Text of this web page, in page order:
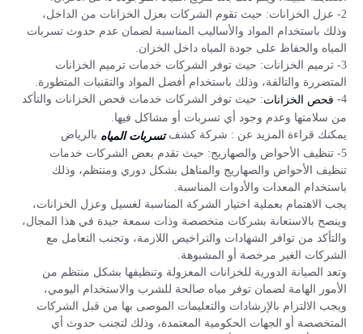
2- عزل الخزانات: حيث تقوم الشركات بعزل الخزانات من الداخل،
وذلك باستخدام المواد والأساليب المناسبة لضمان عدم حدوث تسربات
المياه والحفاظ على جودة المياه داخل الخزان.
3- ترميم الخزانات: حيث توفر الشركات خدمات ترميم الخزانات
المتضررة والتالفة، وذلك باستخدام أفضل المواد والتقنيات المتطورة.
4-
فحص الخزانات: حيث توفر الشركات خدمات فحص الخزانات والتأكد
من سلامتها وعدم وجود أي تسربات أو مشاكل فيها.
يمكنك قراءة المزيد عن : شركة كشف تسربات المياه بالرياض
5- تنظيف الأحواض والصهاريج: حيث تقدم بعض الشركات خدمات
تنظيف الأحواض والصهاريج والمناهل بشكل دوري ومنتظم، وذلك
باستخدام المعدات والأدوات المناسبة.
يجب الاهتمام بعملية اختيار الشركة المناسبة لغسيل وعزل الخزانات،
وينصح بالاستعانة بشركات متخصصة وذات سمعة جيدة في هذا المجال،
والتأكد من توافر الشهادات والتراخيص اللازمة، وتجنب التعامل مع
الشركات الغير مرخصة أو المشبوهة.
وتعد الصيانة الدورية للخزانات المعزولة وتنظيفها بشكل منتظم من
الأمور الهامة لضمان توفر مياه صالحة للشرب والاستخدام اليومي،
ويجب الالتزام بالإرشادات والتعليمات الموصى بها من قبل الشركات
المتخصصة أو الجهات الحكومية المعتمدة، وذلك لتجنب حدوث أي